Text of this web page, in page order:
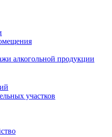
алкогольной продукции
участков